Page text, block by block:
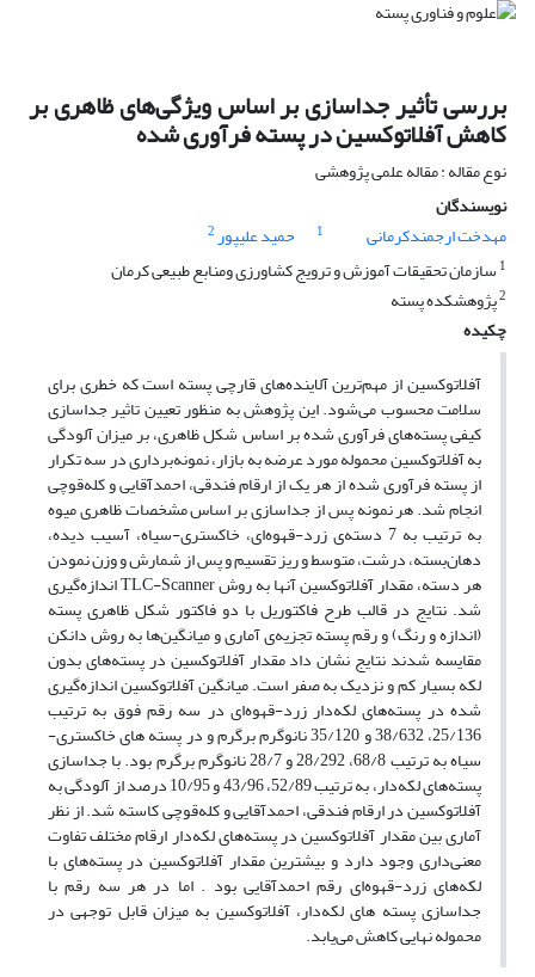
بررسی تأثیر جداسازی بر اساس ویژگی‌های ظاهری بر
کاهش آفلاتوکسین در پسته فرآوری شده
نوع مقاله : مقاله علمی پژوهشی
نویسندگان
مهدخت ارجمندکرمانی
1 حمید علیپور2
1 سازمان تحقیقات آموزش و ترویج کشاورزی ومنابع طبیعی کرمان
2پژوهشکده پسته
چکیده
آفلاتوکسین از مهم‌ترین آلاینده‌های قارچی پسته است که خطری برای
سلامت محسوب می‌شود. این پژوهش به منظور تعیین تاثیر جداسازی
کیفی پسته‌های فرآوری شده بر اساس شکل ظاهری، بر میزان آلودگی
به آفلاتوکسین محموله مورد عرضه به بازار، نمونه‌برداری در سه تکرار
از پسته فرآوری شده از هر یک از ارقام فندقی، احمدآقایی و کله‌‌‌‌‌‌‌‌‌‌قوچی
انجام شد. هر نمونه پس از جداسازی بر اساس مشخصات ظاهری میوه
به ترتیب به 7 دسته‌ی زرد-قهوه‌ای، خاکستری-سیاه، آسیب دیده،
دهان‌بسته، درشت، متوسط و ریز تقسیم و پس از شمارش و وزن نمودن
هر دسته، مقدار آفلاتوکسین آنها به روش TLC-Scanner اندازه‌گیری
شد. نتایج در قالب طرح فاکتوریل با دو فاکتور شکل ظاهری پسته
(اندازه و رنگ) و رقم پسته تجزیه‌ی آماری و میانگین‌ها به روش دانکن
مقایسه شدند نتایج نشان داد مقدار آفلاتوکسین در پسته‌های بدون
لکه‌ بسیار کم و نزدیک به صفر است. میانگین آفلاتوکسین اندازه‌گیری
شده در پسته‌های لکه‌دار زرد-قهوه‌ای در سه رقم فوق به ترتیب
25/136، 38/632 و 35/120 نانوگرم برگرم و در پسته های خاکستری-
سیاه به ترتیب 68/8، 28/292 و 28/7 نانوگرم برگرم بود. با جداسازی
پسته‌های لکه‌دار، به ترتیب 52/89، 43/96 و 10/95 درصد از آلودگی به
آفلاتوکسین در ارقام فندقی، احمدآقایی و کله‌قوچی کاسته شد. از نظر
آماری بین مقدار آفلاتوکسین در پسته‌های لکه‌دار ارقام مختلف تفاوت
معنی‌داری وجود دارد و بیشترین مقدار آفلاتوکسین در پسته‌های با
لکه‌های زرد-قهوه‌ای رقم احمدآقایی بود . اما در هر سه رقم با
جداسازی پسته های لکه‌دار، آفلاتوکسین به میزان قابل توجهی در
محموله نهایی کاهش می‌یابد.